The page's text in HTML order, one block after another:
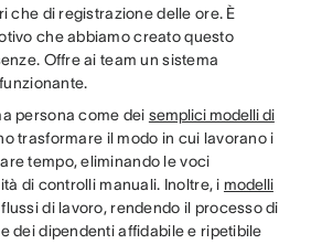
che di registrazione delle ore. È
che abbiamo creato questo
Offre ai team un sistema
persona come dei semplici modelli di
trasformare il modo in cui lavorano i
tempo, eliminando le voci
di controlli manuali. Inoltre, i modelli
di lavoro, rendendo il processo di
dei dipendenti affidabile e ripetibile